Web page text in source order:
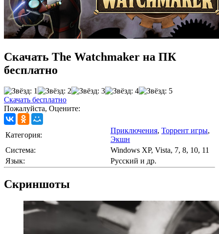
Скачать The Watchmaker на ПК
бесплатно
Скачать бесплатно
Пожалуйста, Оцените:
Категория:
Приключения, Торрент игры,
Экшн
Cистема:
Windows XP, Vista, 7, 8, 10, 11
Язык:
Русский и др.
Скриншоты